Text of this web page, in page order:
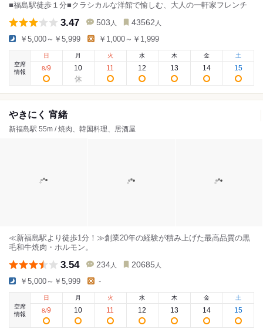
■福島駅徒歩１分■クラシカルな洋館で愉しむ、大人の一軒家フレンチ
3.47 503 人 43562 人
￥5,000～￥5,999 ￥1,000～￥1,999
空席
情報
日
8/9
月
10
火
11
水
12
木
13
金
14
土
15
やきにく 宵緒
新福島駅 55m / 焼肉、韓国料理、居酒屋
≪新福島駅より徒歩1分！≫創業20年の経験が積み上げた最高品質の黒
毛和牛焼肉・ホルモン。
3.54 234 人 20685 人
￥5,000～￥5,999 -
空席
情報
日
8/9
月
10
火
11
水
12
木
13
金
14
土
15